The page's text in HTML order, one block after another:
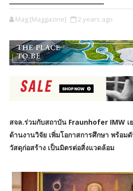
Mag [Maggazine] 2 years ago
สจล.ร่วมกับสถาบัน Fraunhofer IMW เ
ด้านงานวิจัย เพิ่มโอกาสการศึกษา พร้อม
วัสดุก่อสร้าง เป็นมิตรต่อสิ่งแวดล้อม